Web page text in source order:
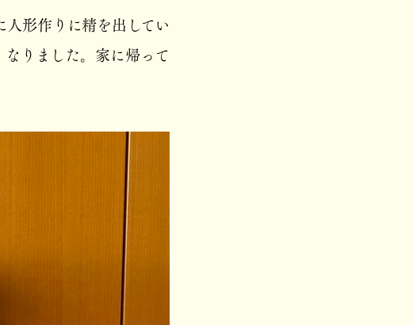
形作りに精を出してい
りました。家に帰って